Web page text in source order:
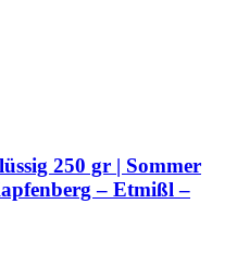
250 gr | Sommer
– Etmißl –